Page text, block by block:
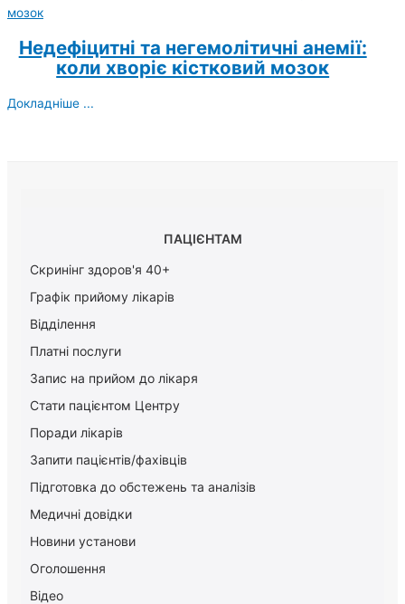
Недефіцитні та негемолітичні анемії:
коли хворіє кістковий мозок
Докладніше ...
ПАЦІЄНТАМ
Скринінг здоров'я 40+
Графік прийому лікарів
Відділення
Платні послуги
Запис на прийом до лікаря
Стати пацієнтом Центру
Поради лікарів
Запити пацієнтів/фахівців
Підготовка до обстежень та аналізів
Медичні довідки
Новини установи
Оголошення
Відео